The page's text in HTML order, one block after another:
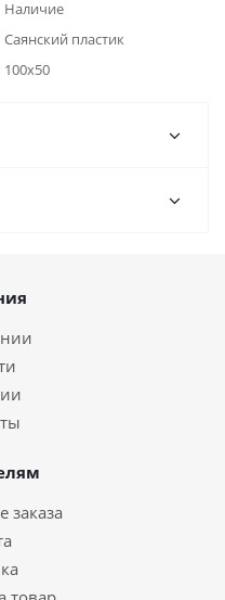
Наличие
Саянский пластик
100x50